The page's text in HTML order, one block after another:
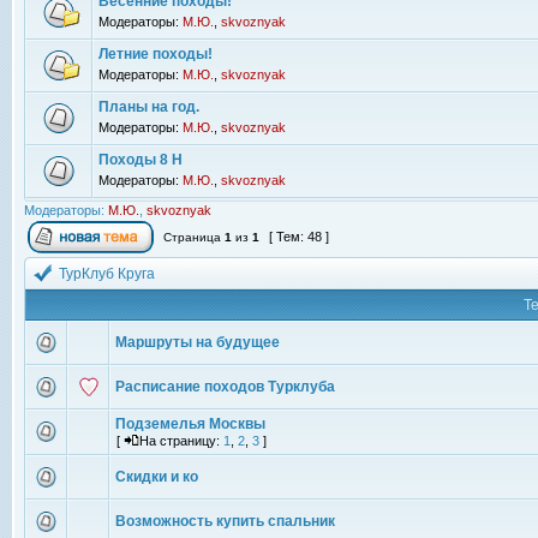
Модераторы: М.Ю. skvoznyak
Летние походы!
Модераторы: М.Ю. skvoznyak
Планы на год.
Модераторы: М.Ю. skvoznyak
Походы 8 Н
Модераторы: М.Ю. skvoznyak
Модераторы: М.Ю. skvoznyak
Страница 1 из 1 [ Тем: 48 ]
ТурКлуб Круга
Маршруты на будущее
Расписание походов Турклуба
Подземелья Москвы
[ На страницу: 1 2 3 ]
Скидки и ко
Возможность купить спальник